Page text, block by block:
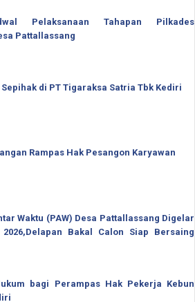
Pelaksanaan Tahapan Pilkades
Pattallassang
di PT Tigaraksa Satria Tbk Kediri
Rampas Hak Pesangon Karyawan
Waktu (PAW) Desa Pattallassang Digelar
Bakal Calon Siap Bersaing
bagi Perampas Hak Pekerja Kebun